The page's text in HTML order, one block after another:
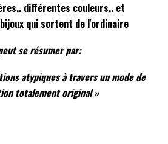
différentes couleurs.. et
qui sortent de l'ordinaire
se résumer par:
atypiques à travers un mode de
totalement original »